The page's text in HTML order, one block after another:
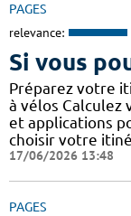
PAGES
relevance:
Si vous
Préparez votre
à vélos
et applications
choisir votre
17/06/2026 13:48
PAGES